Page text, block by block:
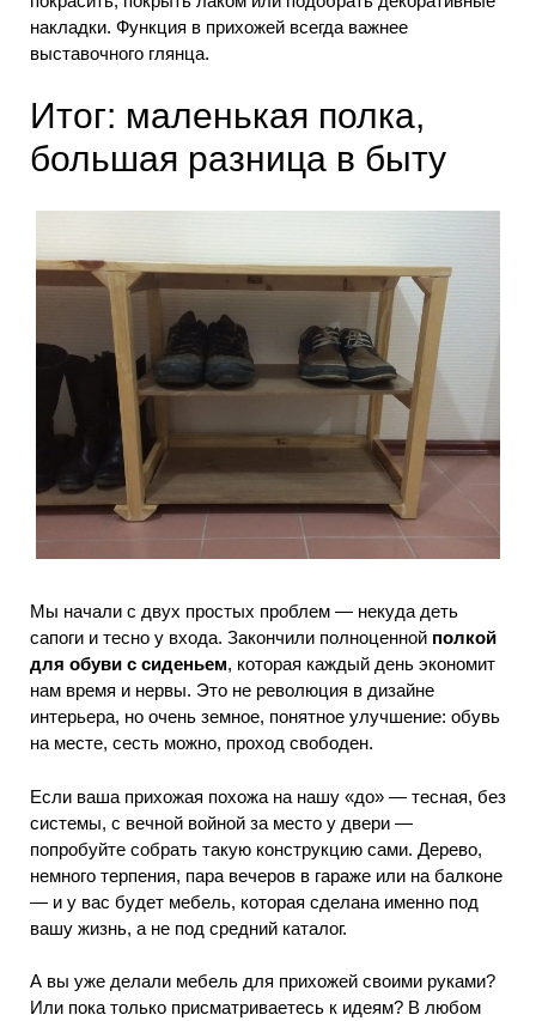
накладки. Функция в прихожей всегда важнее
выставочного глянца.
Итог: маленькая полка,
большая разница в быту
Мы начали с двух простых проблем — некуда деть
сапоги и тесно у входа. Закончили полноценной полкой
для обуви с сиденьем, которая каждый день экономит
нам время и нервы. Это не революция в дизайне
интерьера, но очень земное, понятное улучшение: обувь
на месте, сесть можно, проход свободен.
Если ваша прихожая похожа на нашу «до» — тесная, без
системы, с вечной войной за место у двери —
попробуйте собрать такую конструкцию сами. Дерево,
немного терпения, пара вечеров в гараже или на балконе
— и у вас будет мебель, которая сделана именно под
вашу жизнь, а не под средний каталог.
А вы уже делали мебель для прихожей своими руками?
Или пока только присматриваетесь к идеям? В любом